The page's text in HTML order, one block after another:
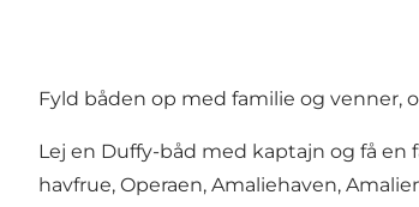
Fyld båden op med familie og venner,
Lej en Duffy-båd med kaptajn og få en
havfrue, Operaen, Amaliehaven,